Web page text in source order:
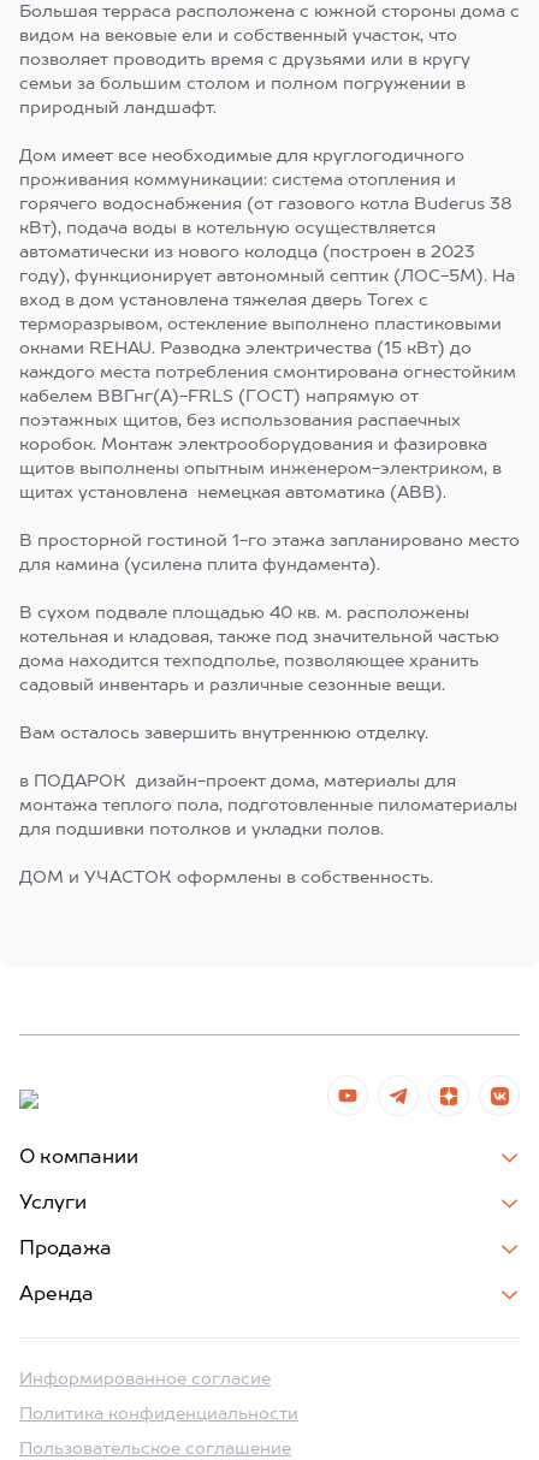
Большая терраса расположена с южной стороны дома с
видом на вековые ели и собственный участок, что
позволяет проводить время с друзьями или в кругу
семьи за большим столом и полном погружении в
природный ландшафт.
Дом имеет все необходимые для круглогодичного
проживания коммуникации: система отопления и
горячего водоснабжения (от газового котла Buderus 38
кВт), подача воды в котельную осуществляется
автоматически из нового колодца (построен в 2023
году), функционирует автономный септик (ЛОС-5М). На
вход в дом установлена тяжелая дверь Torex с
терморазрывом, остекление выполнено пластиковыми
окнами REHAU. Разводка электричества (15 кВт) до
каждого места потребления смонтирована огнестойким
кабелем ВВГнг(А)-FRLS (ГОСТ) напрямую от
поэтажных щитов, без использования распаечных
коробок. Монтаж электрооборудования и фазировка
щитов выполнены опытным инженером-электриком, в
щитах установлена немецкая автоматика (ABB).
В просторной гостиной 1-го этажа запланировано место
для камина (усилена плита фундамента).
В сухом подвале площадью 40 кв. м. расположены
котельная и кладовая, также под значительной частью
дома находится техподполье, позволяющее хранить
садовый инвентарь и различные сезонные вещи.
Вам осталось завершить внутреннюю отделку.
в ПОДАРОК дизайн-проект дома, материалы для
монтажа теплого пола, подготовленные пиломатериалы
для подшивки потолков и укладки полов.
ДОМ и УЧАСТОК оформлены в собственность.
О компании
Услуги
Продажа
Аренда
Информированное согласие
Политика конфиденциальности
Пользовательское соглашение